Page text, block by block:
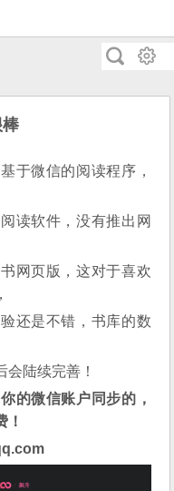
于微信的阅读程序，
读软件，没有推出网
网页版，这对于喜欢
还是不错，书库的数
陆续完善！
的微信账户同步的，
！